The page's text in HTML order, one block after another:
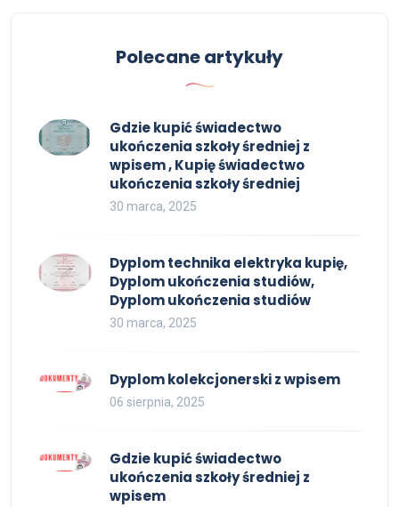
Polecane artykuły
Gdzie kupić świadectwo
ukończenia szkoły średniej z
wpisem , Kupię świadectwo
ukończenia szkoły średniej
30 marca, 2025
Dyplom technika elektryka kupię,
Dyplom ukończenia studiów,
Dyplom ukończenia studiów
30 marca, 2025
Dyplom kolekcjonerski z wpisem
06 sierpnia, 2025
Gdzie kupić świadectwo
ukończenia szkoły średniej z
wpisem